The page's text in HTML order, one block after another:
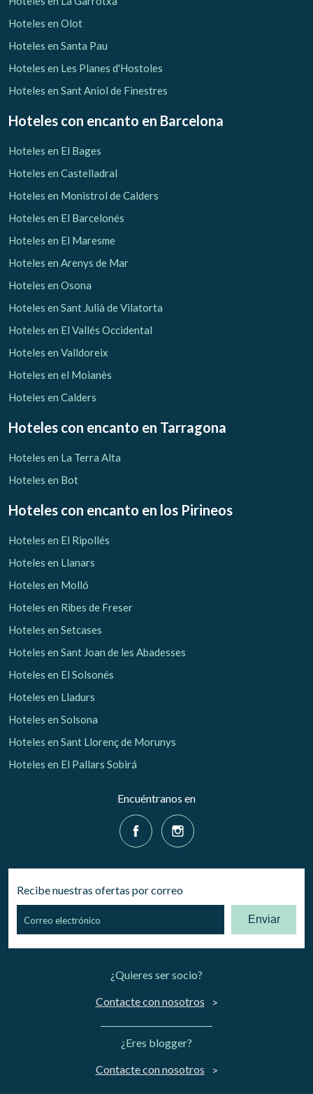
Verificar localizador
Hoteles en Olot
Hoteles en Santa Pau
Hoteles en Les Planes d'Hostoles
Hoteles en Sant Aniol de Finestres
Hoteles con encanto en Barcelona
Hoteles en El Bages
Hoteles en Castelladral
Hoteles en Monistrol de Calders
Hoteles en El Barcelonés
Hoteles en El Maresme
Hoteles en Arenys de Mar
Hoteles en Osona
Hoteles en Sant Julià de Vilatorta
Hoteles en El Vallés Occidental
Hoteles en Valldoreix
Hoteles en el Moianès
Hoteles en Calders
Hoteles con encanto en Tarragona
Hoteles en La Terra Alta
Hoteles en Bot
Hoteles con encanto en los Pirineos
Hoteles en El Ripollés
Hoteles en Llanars
Hoteles en Molló
Hoteles en Ribes de Freser
Hoteles en Setcases
Hoteles en Sant Joan de les Abadesses
Hoteles en El Solsonés
Hoteles en Lladurs
Hoteles en Solsona
Hoteles en Sant Llorenç de Morunys
Hoteles en El Pallars Sobirá
Encuéntranos en
Recibe nuestras ofertas por correo
Enviar
¿Quieres ser socio?
Contacte con nosotros
¿Eres blogger?
Contacte con nosotros